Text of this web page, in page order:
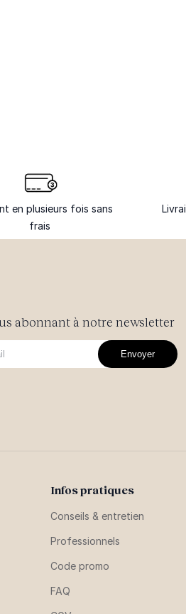
en plusieurs fois sans
frais
abonnant à notre newsletter
Envoyer
Infos pratiques
Conseils & entretien
Professionnels
Code promo
FAQ